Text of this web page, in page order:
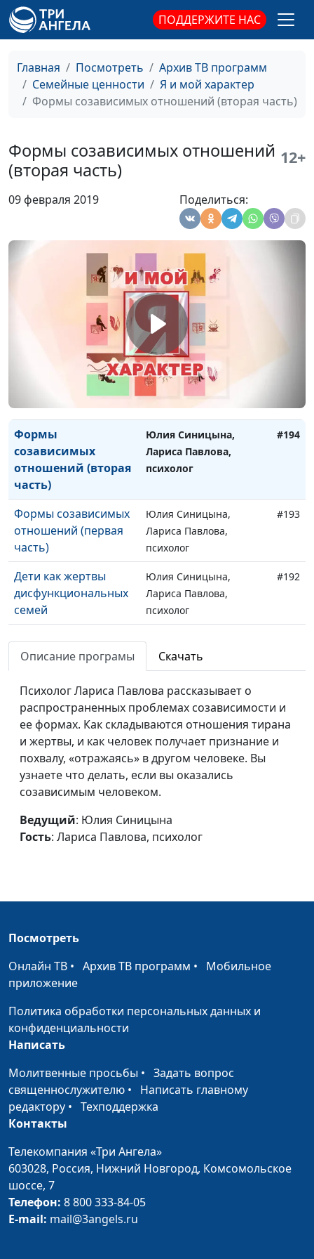
ПОДДЕРЖИТЕ НАС
Главная Посмотреть
Архив ТВ программ
Семейные ценности
Я и мой характер
Формы созависимых отношений (вторая часть)
Формы созависимых отношений
(вторая часть)
12+
09 февраля 2019 Поделиться:
взаимозависимости
Лариса Павлова,
психолог
отношениях
Лариса Павлова,
психолог
психолог
Природа чувств
Лариса Павлова,
психолог
Как возникает
зависимость? (третья
психолог
(вторая часть)
Юлия Синицына,
Лариса Павлова,
психолог
Как возникает
(первая часть)
Юлия Синицына,
Лариса Павлова,
психолог
Формы
созависимых
отношений (вторая
часть)
Юлия Синицына,
Лариса Павлова,
психолог
#194
Формы созависимых
отношений (первая
часть)
Юлия Синицына,
Лариса Павлова,
психолог
#193
Дети как жертвы
дисфункциональных
семей
Юлия Синицына,
Лариса Павлова,
психолог
#192
Роли в
дисфункциональной
Лариса Павлова,
психолог
дисфункциональной
семьи
Юлия Синицына,
Не судить других
людей
Юлия Синицына, Лидия
Нейкурс, семейный
консультант
Навязчивые мысли
Юлия Синицына, Лидия
Нейкурс, семейный
трудолюбие у детей
Нейкурс, семейный
владеть собой
Нейкурс, семейный
Слепая
влюбленность
Юлия Синицына, Лидия
Пессимизм и
оптимизм
Юлия Синицына, Лидия
Нейкурс, семейный
консультант
Нейкурс, семейный
консультант
Характер и
темперамент
Описание програмы Скачать
Психолог Лариса Павлова рассказывает о
распространенных проблемах созависимости и
ее формах. Как складываются отношения тирана
и жертвы, и как человек получает признание и
похвалу, «отражаясь» в другом человеке. Вы
узнаете что делать, если вы оказались
созависимым человеком.
Ведущий: Юлия Синицына
Гость: Лариса Павлова, психолог
Посмотреть
Онлайн ТВ • Архив ТВ программ • Мобильное
приложение
Политика обработки персональных данных и
конфиденциальности
Написать
Молитвенные просьбы • Задать вопрос
священнослужителю • Написать главному
редактору • Техподдержка
Контакты
Телекомпания «Три Ангела»
603028, Россия, Нижний Новгород, Комсомольское
шоссе, 7
Телефон: 8 800 333-84-05
E-mail: mail@3angels.ru